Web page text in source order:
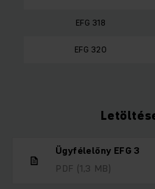
EFG 318
EFG 320
Ügyfélelőny EFG 3
PDF (1,3 MB)